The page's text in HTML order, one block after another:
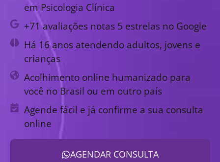
em Psicologia Clínica
+71 avaliações notas 5 estrelas no Google
Há 16 anos atendendo adultos, jovens e
crianças
Acolhimento online humanizado para
você no Brasil ou em outro país
Agende fácil e já confirme a sua consulta
online
AGENDAR CONSULTA